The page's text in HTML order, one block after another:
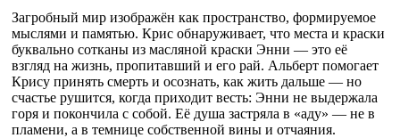
Загробный мир изображён как пространство, формируемое
мыслями и памятью. Крис обнаруживает, что места и краски
буквально сотканы из масляной краски Энни — это её
взгляд на жизнь, пропитавший и его рай. Альберт помогает
Крису принять смерть и осознать, как жить дальше — но
счастье рушится, когда приходит весть: Энни не выдержала
горя и покончила с собой. Её душа застряла в «аду» — не в
пламени, а в темнице собственной вины и отчаяния.